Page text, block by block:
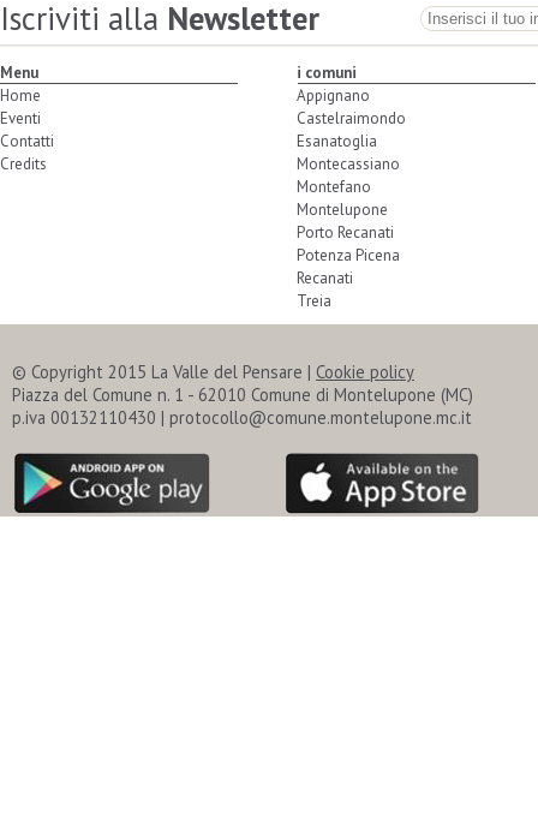
Iscriviti alla Newsletter
Menu
Home
Eventi
Contatti
Credits
i comuni
Appignano
Castelraimondo
Esanatoglia
Montecassiano
Montefano
Montelupone
Porto Recanati
Potenza Picena
Recanati
Treia
© Copyright 2015 La Valle del Pensare | Cookie policy
Piazza del Comune n. 1 - 62010 Comune di Montelupone (MC)
p.iva 00132110430 | protocollo@comune.montelupone.mc.it